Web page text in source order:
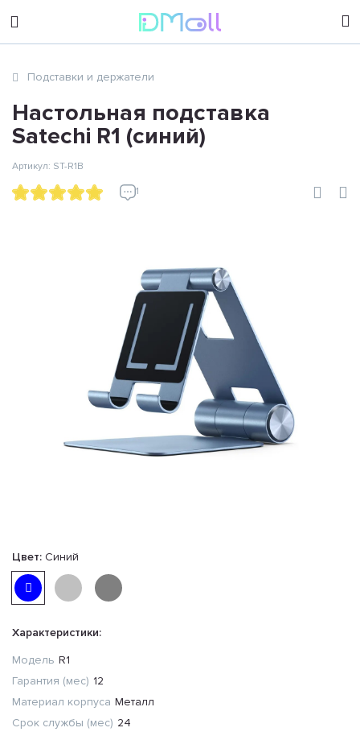
sales@dimoll.ru
Подставки и держатели
Настольная подставка
Satechi R1 (синий)
1
Артикул: ST-R1B
Цвет: Синий
Характеристики:
Модель R1
Гарантия (мес) 12
Материал корпуса Металл
Срок службы (мес) 24